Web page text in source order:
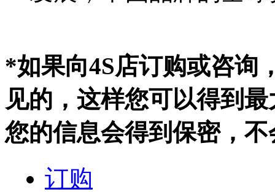
*如果向4S店订购或咨询
见的，这样您可以得到
您的信息会得到保密，
订购